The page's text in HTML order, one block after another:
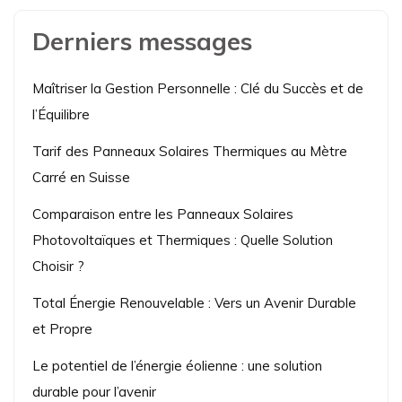
Derniers messages
Maîtriser la Gestion Personnelle : Clé du Succès et de
l’Équilibre
Tarif des Panneaux Solaires Thermiques au Mètre
Carré en Suisse
Comparaison entre les Panneaux Solaires
Photovoltaïques et Thermiques : Quelle Solution
Choisir ?
Total Énergie Renouvelable : Vers un Avenir Durable
et Propre
Le potentiel de l’énergie éolienne : une solution
durable pour l’avenir